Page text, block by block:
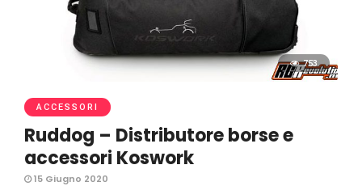
753
ACCESSORI
Ruddog – Distributore borse e
accessori Koswork
15 Giugno 2020